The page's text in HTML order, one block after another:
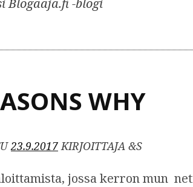
Blogaaja.fi -blogi
WHY
23.9.2017 KIRJOITTAJA &S
jossa kerron mun